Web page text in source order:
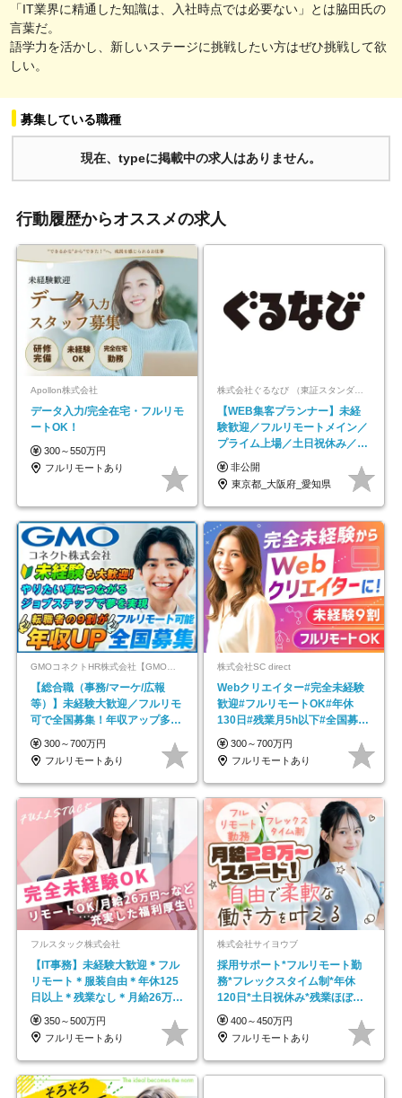
「IT業界に精通した知識は、入社時点では必要ない」とは脇田氏の
言葉だ。
語学力を活かし、新しいステージに挑戦したい方はぜひ挑戦して欲
しい。
募集している職種
現在、typeに掲載中の求人はありません。
行動履歴からオススメの求人
Apollon株式会社
データ入力/完全在宅・フルリモ
ートOK！
300～550万円
フルリモートあり
株式会社ぐるなび （東証スタンダード上場）
【WEB集客プランナー】未経
験歓迎／フルリモートメイン／
プライム上場／土日祝休み／東
京・大阪・名古屋
非公開
東京都_大阪府_愛知県
GMOコネクトHR株式会社【GMOインターネットグループ】
【総合職（事務/マーケ/広報
等）】未経験大歓迎／フルリモ
可で全国募集！年収アップ多数
★年休最大130日★
300～700万円
フルリモートあり
株式会社SC direct
Webクリエイター#完全未経験
歓迎#フルリモートOK#年休
130日#残業月5h以下#全国募集
#最大1年の研修
300～700万円
フルリモートあり
フルスタック株式会社
【IT事務】未経験大歓迎＊フル
リモート＊服装自由＊年休125
日以上＊残業なし＊月給26万円
以上
350～500万円
フルリモートあり
株式会社サイヨウブ
採用サポート*フルリモート勤
務*フレックスタイム制*年休
120日*土日祝休み*残業ほぼな
し*育児中社員8割以上
400～450万円
フルリモートあり